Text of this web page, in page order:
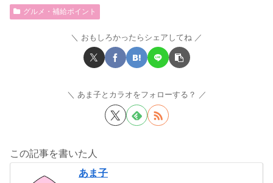
グルメ・補給ポイント
おもしろかったらシェアしてね
あま子とカラオをフォローする？
この記事を書いた人
あま子